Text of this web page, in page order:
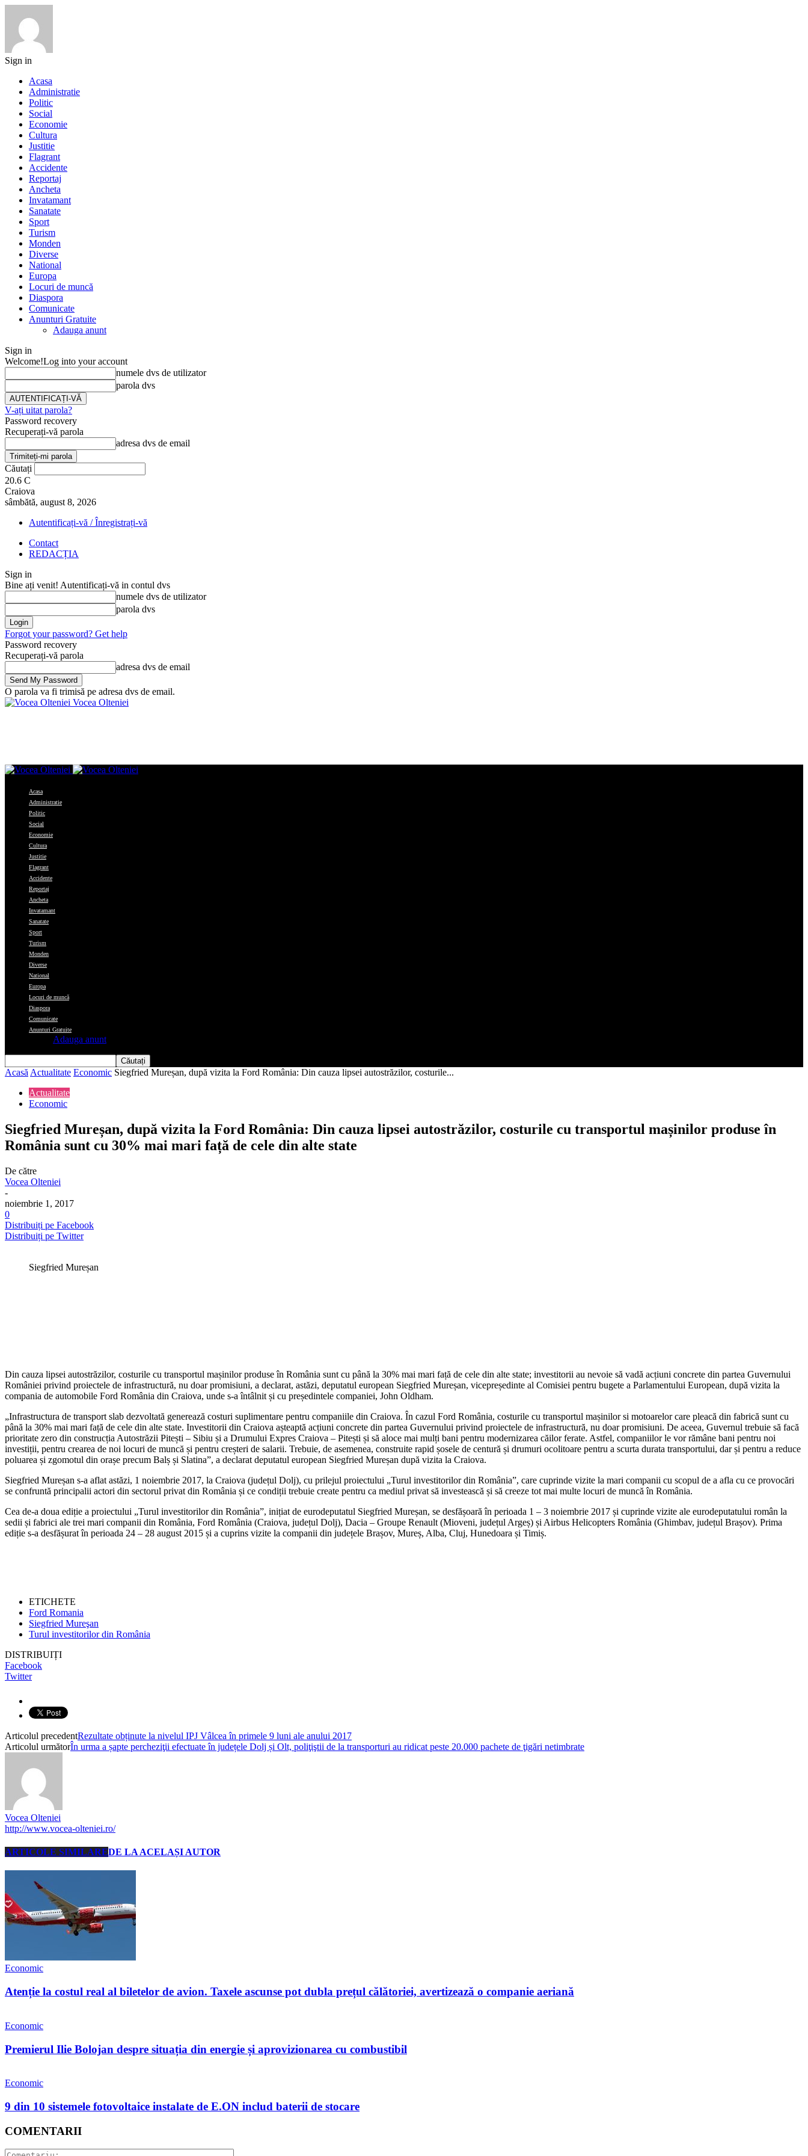
Sign in
Acasa
Administratie
Politic
Social
Economie
Cultura
Justitie
Flagrant
Accidente
Reportaj
Ancheta
Invatamant
Sanatate
Sport
Turism
Monden
Diverse
National
Europa
Locuri de muncă
Diaspora
Comunicate
Anunturi Gratuite
Adauga anunt
Sign in
Welcome!Log into your account
numele dvs de utilizator
parola dvs
V-ați uitat parola?
Password recovery
Recuperați-vă parola
adresa dvs de email
Căutați
20.6 C
Craiova
sâmbătă, august 8, 2026
Autentificați-vă / Înregistrați-vă
Contact
REDACȚIA
Sign in
Bine ați venit! Autentificați-vă in contul dvs
numele dvs de utilizator
parola dvs
Forgot your password? Get help
Password recovery
Recuperați-vă parola
adresa dvs de email
O parola va fi trimisă pe adresa dvs de email.
Vocea Olteniei
Acasa
Administratie
Politic
Social
Economie
Cultura
Justitie
Flagrant
Accidente
Reportaj
Ancheta
Invatamant
Sanatate
Sport
Turism
Monden
Diverse
National
Europa
Locuri de muncă
Diaspora
Comunicate
Anunturi Gratuite
Adauga anunt
Acasă Actualitate Economic Siegfried Mureșan, după vizita la Ford România: Din cauza lipsei autostrăzilor, costurile...
Actualitate
Economic
Siegfried Mureșan, după vizita la Ford România: Din cauza lipsei autostrăzilor, costurile cu transportul mașinilor produse în
România sunt cu 30% mai mari față de cele din alte state
De către
Vocea Olteniei
-
noiembrie 1, 2017
0
Distribuiți pe Facebook
Distribuiți pe Twitter
Siegfried Mureșan
Din cauza lipsei autostrăzilor, costurile cu transportul mașinilor produse în România sunt cu până la 30% mai mari față de cele din alte state; investitorii au nevoie să vadă acțiuni concrete din partea Guvernului
României privind proiectele de infrastructură, nu doar promisiuni, a declarat, astăzi, deputatul european Siegfried Mureșan, vicepreședinte al Comisiei pentru bugete a Parlamentului European, după vizita la
compania de automobile Ford România din Craiova, unde s-a întâlnit și cu președintele companiei, John Oldham.
„Infrastructura de transport slab dezvoltată generează costuri suplimentare pentru companiile din Craiova. În cazul Ford România, costurile cu transportul mașinilor si motoarelor care pleacă din fabrică sunt cu
până la 30% mai mari față de cele din alte state. Investitorii din Craiova așteaptă acțiuni concrete din partea Guvernului privind proiectele de infrastructură, nu doar promisiuni. De aceea, Guvernul trebuie să facă
prioritate zero din construcția Autostrăzii Pitești – Sibiu și a Drumului Expres Craiova – Pitești și să aloce mai mulți bani pentru modernizarea căilor ferate. Astfel, companiilor le vor rămâne bani pentru noi
investiții, pentru crearea de noi locuri de muncă și pentru creșteri de salarii. Trebuie, de asemenea, construite rapid șosele de centură și drumuri ocolitoare pentru a scurta durata transportului, dar și pentru a reduce
poluarea și zgomotul din orașe precum Balș și Slatina”, a declarat deputatul european Siegfried Mureșan după vizita la Craiova.
Siegfried Mureșan s-a aflat astăzi, 1 noiembrie 2017, la Craiova (județul Dolj), cu prilejul proiectului „Turul investitorilor din România”, care cuprinde vizite la mari companii cu scopul de a afla cu ce provocări
se confruntă principalii actori din sectorul privat din România și ce condiții trebuie create pentru ca mediul privat să investească și să creeze tot mai multe locuri de muncă în România.
Cea de-a doua ediție a proiectului „Turul investitorilor din România”, inițiat de eurodeputatul Siegfried Mureșan, se desfășoară în perioada 1 – 3 noiembrie 2017 și cuprinde vizite ale eurodeputatului român la
sedii și fabrici ale trei mari companii din România, Ford România (Craiova, județul Dolj), Dacia – Groupe Renault (Mioveni, județul Argeș) și Airbus Helicopters România (Ghimbav, județul Brașov). Prima
ediție s-a desfășurat în perioada 24 – 28 august 2015 și a cuprins vizite la companii din județele Brașov, Mureș, Alba, Cluj, Hunedoara și Timiș.
ETICHETE
Ford Romania
Siegfried Mureşan
Turul investitorilor din România
DISTRIBUIȚI
Facebook
Twitter
Articolul precedentRezultate obținute la nivelul IPJ Vâlcea în primele 9 luni ale anului 2017
Articolul următorÎn urma a șapte percheziţii efectuate în județele Dolj și Olt, poliţiştii de la transporturi au ridicat peste 20.000 pachete de ţigări netimbrate
Vocea Olteniei
http://www.vocea-olteniei.ro/
ARTICOLE SIMILAREDE LA ACELAȘI AUTOR
Economic
Atenție la costul real al biletelor de avion. Taxele ascunse pot dubla prețul călătoriei, avertizează o companie aeriană
Economic
Premierul Ilie Bolojan despre situația din energie și aprovizionarea cu combustibil
Economic
9 din 10 sistemele fotovoltaice instalate de E.ON includ baterii de stocare
COMENTARII